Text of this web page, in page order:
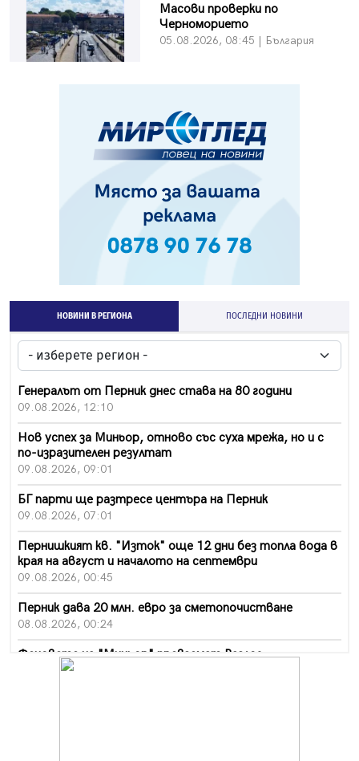
Масови проверки по
Черноморието
05.08.2026, 08:45 | България
НОВИНИ В РЕГИОНА ПОСЛЕДНИ НОВИНИ
Генералът от Перник днес става на 80 години
09.08.2026, 12:10
Нов успех за Миньор, отново със суха мрежа, но и с
по-изразителен резултат
09.08.2026, 09:01
БГ парти ще разтресе центъра на Перник
09.08.2026, 07:01
Пернишкият кв. "Изток" още 12 дни без топла вода в
края на август и началото на септември
09.08.2026, 00:45
Перник дава 20 млн. евро за сметопочистване
08.08.2026, 00:24
Феновете на "Миньор" превземат Разлог
07.08.2026, 14:52